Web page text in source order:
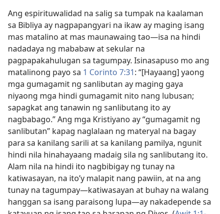
Ang espirituwalidad na salig sa tumpak na kaalaman
sa Bibliya ay nagpapangyari na ikaw ay maging isang
mas matalino at mas maunawaing tao​—isa na hindi
nadadaya ng mababaw at sekular na
pagpapakahulugan sa tagumpay. Isinasapuso mo ang
matalinong payo sa 1 Corinto 7:31: “[Hayaang] yaong
mga gumagamit ng sanlibutan ay maging gaya
niyaong mga hindi gumagamit nito nang lubusan;
sapagkat ang tanawin ng sanlibutang ito ay
nagbabago.” Ang mga Kristiyano ay “gumagamit ng
sanlibutan” kapag naglalaan ng materyal na bagay
para sa kanilang sarili at sa kanilang pamilya, ngunit
hindi nila hinahayaang madaig sila ng sanlibutang ito.
Alam nila na hindi ito nagbibigay ng tunay na
katiwasayan, na ito’y malapit nang pawiin, at na ang
tunay na tagumpay​—katiwasayan at buhay na walang
hanggan sa isang paraisong lupa​—ay nakadepende sa